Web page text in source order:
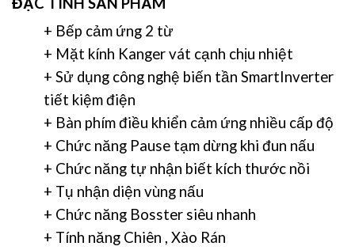
+ Bếp cảm ứng 2 từ
+ Mặt kính Kanger vát cạnh chịu nhiệt
+ Sử dụng công nghệ biến tần SmartInverter
tiết kiệm điện
+ Bàn phím điều khiển cảm ứng nhiều cấp độ
+ Chức năng Pause tạm dừng khi đun nấu
+ Chức năng tự nhận biết kích thước nồi
+ Tụ nhận diện vùng nấu
+ Chức năng Bosster siêu nhanh
+ Tính năng Chiên , Xào Rán